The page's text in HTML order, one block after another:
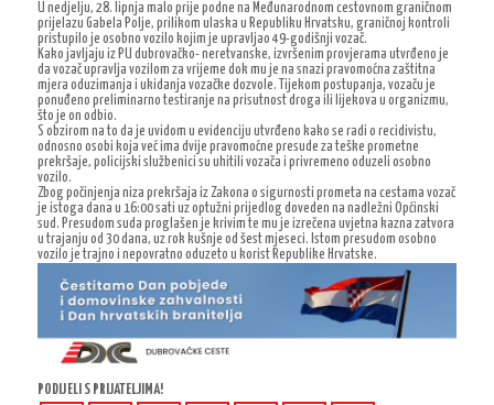
U nedjelju, 28. lipnja malo prije podne na Međunarodnom cestovnom graničnom
prijelazu Gabela Polje, prilikom ulaska u Republiku Hrvatsku, graničnoj kontroli
pristupilo je osobno vozilo kojim je upravljao 49-godišnji vozač.
Kako javljaju iz PU dubrovačko- neretvanske, izvršenim provjerama utvrđeno je
da vozač upravlja vozilom za vrijeme dok mu je na snazi pravomoćna zaštitna
mjera oduzimanja i ukidanja vozačke dozvole. Tijekom postupanja, vozaču je
ponuđeno preliminarno testiranje na prisutnost droga ili lijekova u organizmu,
što je on odbio.
S obzirom na to da je uvidom u evidenciju utvrđeno kako se radi o recidivistu,
odnosno osobi koja već ima dvije pravomoćne presude za teške prometne
prekršaje, policijski službenici su uhitili vozača i privremeno oduzeli osobno
vozilo.
Zbog počinjenja niza prekršaja iz Zakona o sigurnosti prometa na cestama vozač
je istoga dana u 16:00 sati uz optužni prijedlog doveden na nadležni Općinski
sud. Presudom suda proglašen je krivim te mu je izrečena uvjetna kazna zatvora
u trajanju od 30 dana, uz rok kušnje od šest mjeseci. Istom presudom osobno
vozilo je trajno i nepovratno oduzeto u korist Republike Hrvatske.
PODIJELI S PRIJATELJIMA!